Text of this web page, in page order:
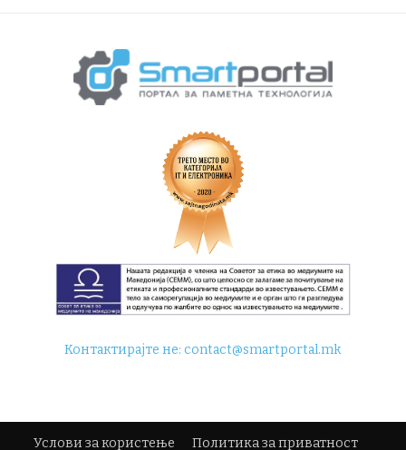
Контактирајте не:contact@smartportal.mk
Услови за користење Политика за приватност